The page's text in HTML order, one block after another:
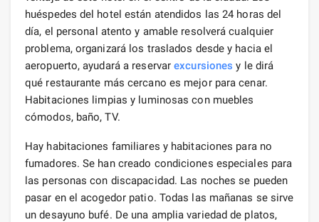
huéspedes del hotel están atendidos las 24 horas del
día, el personal atento y amable resolverá cualquier
problema, organizará los traslados desde y hacia el
aeropuerto, ayudará a reservarexcursiones y le dirá
qué restaurante más cercano es mejor para cenar.
Habitaciones limpias y luminosas con muebles
cómodos, baño, TV.
Hay habitaciones familiares y habitaciones para no
fumadores. Se han creado condiciones especiales para
las personas con discapacidad. Las noches se pueden
pasar en el acogedor patio. Todas las mañanas se sirve
un desayuno bufé. De una amplia variedad de platos,